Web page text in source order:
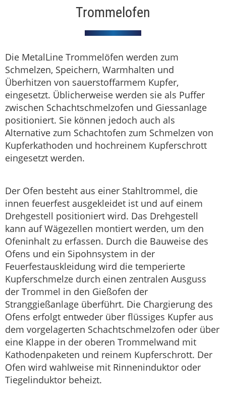
Trommelofen
Die MetalLine Trommelöfen werden zum
Schmelzen, Speichern, Warmhalten und
Überhitzen von sauerstoffarmem Kupfer,
eingesetzt. Üblicherweise werden sie als Puffer
zwischen Schachtschmelzofen und Giessanlage
positioniert. Sie können jedoch auch als
Alternative zum Schachtofen zum Schmelzen von
Kupferkathoden und hochreinem Kupferschrott
eingesetzt werden.
Der Ofen besteht aus einer Stahltrommel, die
innen feuerfest ausgekleidet ist und auf einem
Drehgestell positioniert wird. Das Drehgestell
kann auf Wägezellen montiert werden, um den
Ofeninhalt zu erfassen. Durch die Bauweise des
Ofens und ein Sipohnsystem in der
Feuerfestauskleidung wird die temperierte
Kupferschmelze durch einen zentralen Ausguss
der Trommel in den Gießofen der
Stranggießanlage überführt. Die Chargierung des
Ofens erfolgt entweder über flüssiges Kupfer aus
dem vorgelagerten Schachtschmelzofen oder über
eine Klappe in der oberen Trommelwand mit
Kathodenpaketen und reinem Kupferschrott. Der
Ofen wird wahlweise mit Rinneninduktor oder
Tiegelinduktor beheizt.